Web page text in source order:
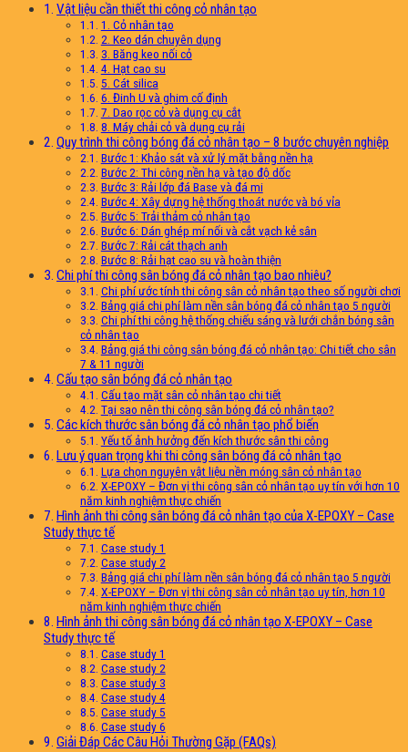
Vật liệu cần thiết thi công cỏ nhân tạo
1. Cỏ nhân tạo
2. Keo dán chuyên dụng
3. Băng keo nối cỏ
4. Hạt cao su
5. Cát silica
6. Đinh U và ghim cố định
7. Dao rọc cỏ và dụng cụ cắt
8. Máy chải cỏ và dụng cụ rải
Quy trình thi công bóng đá cỏ nhân tạo – 8 bước chuyên nghiệp
Bước 1: Khảo sát và xử lý mặt bằng nền hạ
Bước 2: Thi công nền hạ và tạo độ dốc
Bước 3: Rải lớp đá Base và đá mi
Bước 4: Xây dựng hệ thống thoát nước và bó vỉa
Bước 5: Trải thảm cỏ nhân tạo
Bước 6: Dán ghép mí nối và cắt vạch kẻ sân
Bước 7: Rải cát thạch anh
Bước 8: Rải hạt cao su và hoàn thiện
Chi phí thi công sân bóng đá cỏ nhân tạo bao nhiêu?
Chi phí ước tính thi công sân cỏ nhân tạo theo số người chơi
Bảng giá chi phí làm nền sân bóng đá cỏ nhân tạo 5 người
Chi phí thi công hệ thống chiếu sáng và lưới chắn bóng sân
cỏ nhân tạo
Bảng giá thi công sân bóng đá cỏ nhân tạo: Chi tiết cho sân
7 & 11 người
Cấu tạo sân bóng đá cỏ nhân tạo
Cấu tạo mặt sân cỏ nhân tạo chi tiết
Tại sao nên thi công sân bóng đá cỏ nhân tạo?
Các kích thước sân bóng đá cỏ nhân tạo phổ biến
Yếu tố ảnh hưởng đến kích thước sân thi công
Lưu ý quan trọng khi thi công sân bóng đá cỏ nhân tạo
Lựa chọn nguyên vật liệu nền móng sân cỏ nhân tạo
X-EPOXY – Đơn vị thi công sân cỏ nhân tạo uy tín với hơn 10
năm kinh nghiệm thực chiến
Hình ảnh thi công sân bóng đá cỏ nhân tạo của X-EPOXY – Case
Study thực tế
Case study 1
Case study 2
Bảng giá chi phí làm nền sân bóng đá cỏ nhân tạo 5 người
X-EPOXY – Đơn vị thi công sân cỏ nhân tạo uy tín, hơn 10
năm kinh nghiệm thực chiến
Hình ảnh thi công sân bóng đá cỏ nhân tạo X-EPOXY – Case
Study thực tế
Case study 1
Case study 2
Case study 3
Case study 4
Case study 5
Case study 6
Giải Đáp Các Câu Hỏi Thường Gặp (FAQs)